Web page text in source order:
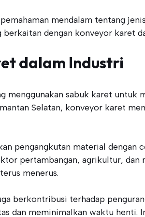
mendalam tentang
dengan konveyor karet
dalam Industri
menggunakan sabuk karet
Selatan, konveyor karet
pengangkutan material dengan
pertambangan, agrikultur,
menerus.
berkontribusi terhadap
dan meminimalkan waktu